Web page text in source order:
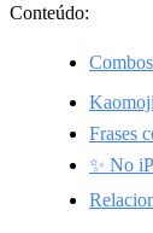
Conteúdo:
Frases
✨ No